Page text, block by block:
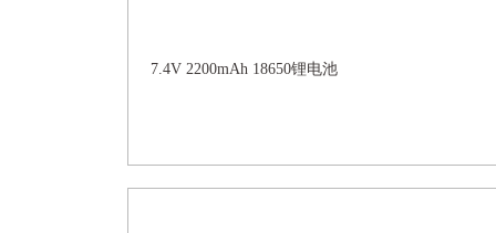
7.4V 2200mAh 18650锂电池